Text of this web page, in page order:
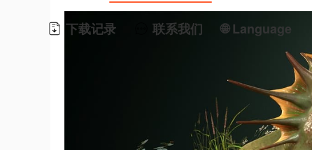
下载记录 联系我们 🌐 Language